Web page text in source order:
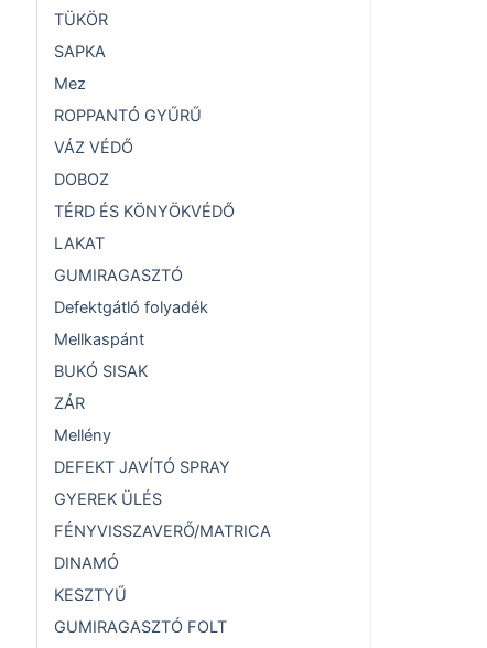
TÜKÖR
SAPKA
Mez
ROPPANTÓ GYŰRŰ
VÁZ VÉDŐ
DOBOZ
TÉRD ÉS KÖNYÖKVÉDŐ
LAKAT
GUMIRAGASZTÓ
Defektgátló folyadék
Mellkaspánt
BUKÓ SISAK
ZÁR
Mellény
DEFEKT JAVÍTÓ SPRAY
GYEREK ÜLÉS
FÉNYVISSZAVERŐ/MATRICA
DINAMÓ
KESZTYŰ
GUMIRAGASZTÓ FOLT